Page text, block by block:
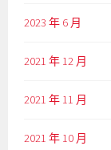
2023 年 6 月
2021 年 12 月
2021 年 11 月
2021 年 10 月